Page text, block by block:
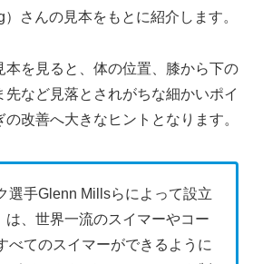
さんの見本をもとに紹介します。
本を見ると、体の位置、膝から下の
など見落とされがちな細かいポイ
改善へ大きなヒントとなります。
選手Glenn Millsらによって設立
は、世界一流のスイマーやコー
べてのスイマーができるように